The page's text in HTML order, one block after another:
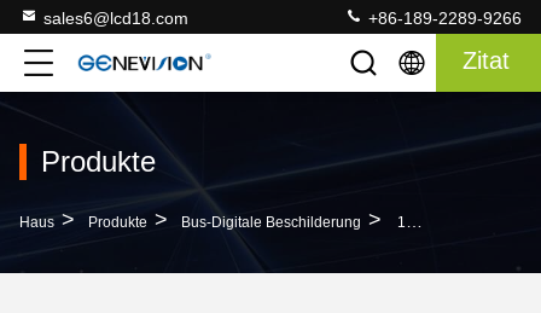
sales6@lcd18.com +86-189-2289-9266
Zitat
Produkte
Haus > Produkte > Bus-Digitale Beschilderung > 1280 * 1024 3G Digitale Beschilderung, 500cd/m2 Helligkeit 3G Media Player